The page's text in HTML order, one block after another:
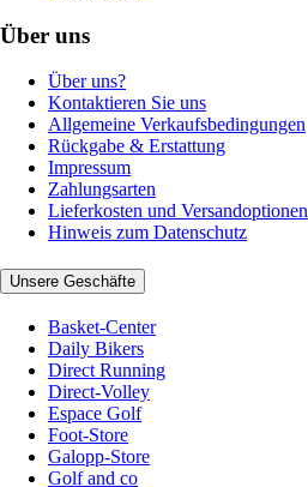
Über uns
Über uns?
Kontaktieren Sie uns
Allgemeine Verkaufsbedingungen
Rückgabe & Erstattung
Impressum
Zahlungsarten
Lieferkosten und Versandoptionen
Hinweis zum Datenschutz
Unsere Geschäfte
Basket-Center
Daily Bikers
Direct Running
Direct-Volley
Espace Golf
Foot-Store
Galopp-Store
Golf and co